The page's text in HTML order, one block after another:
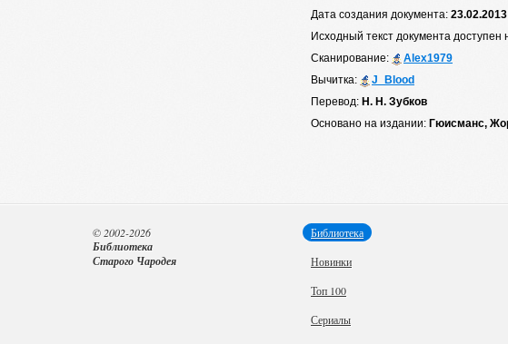
Дата создания документа: 23.02.2013
Исходный текст документа доступен
Сканирование:
Alex1979
Вычитка:
J_Blood
Перевод: Н. Н. Зубков
Основано на издании: Гюисманс,
Библиотека
Новинки
Топ 100
Сериалы
© 2002-2026
Библиотека
Старого Чародея